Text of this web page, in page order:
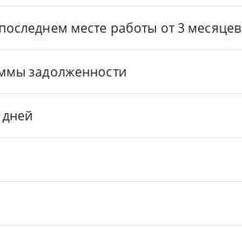
месте работы от 3 месяцев
задолженности
дней